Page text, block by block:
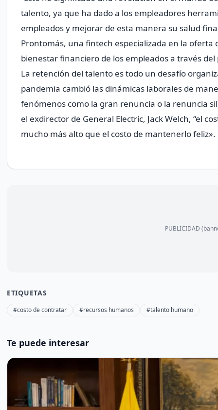
talento, ya que ha dado a los empleadores
empleados y mejorar de esta manera su salud
Prontomás, una fintech especializada en la oferta
bienestar financiero de los empleados a través
La retención del talento es todo un desafío
pandemia cambió las dinámicas laborales de
fenómenos como la gran renuncia o la renuncia
el exdirector de General Electric, Jack Welch, “el
mucho más alto que el costo de mantenerlo feliz».
PUBLICIDAD
ETIQUETAS
#costo de contratar #recursos humanos #talento humano
Te puede interesar